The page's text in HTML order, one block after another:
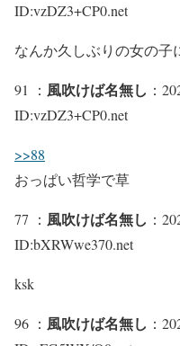
ID:vzDZ3+CP0.net
なんか久しぶりの女の
91 ： 風吹けば名無し ：
ID:vzDZ3+CP0.net
>>88
おっぱい哲学で草
77 ： 風吹けば名無し ：
ID:bXRWwe370.net
ksk
96 ： 風吹けば名無し ：